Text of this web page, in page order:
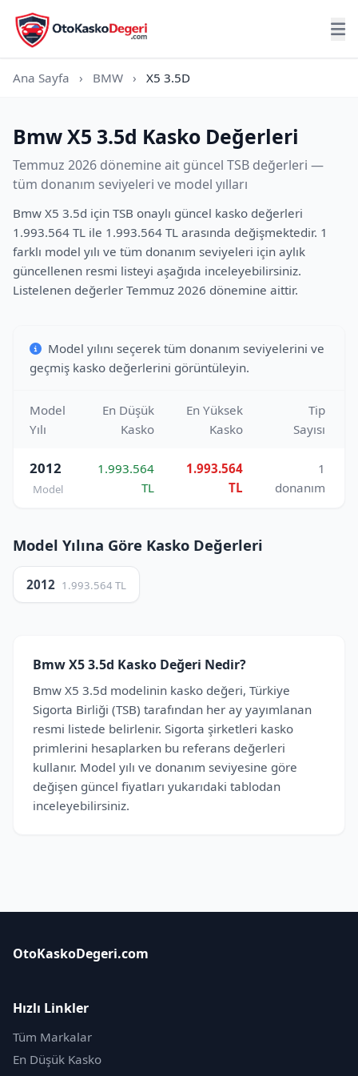
Ana Sayfa › BMW › X5 3.5D
Bmw X5 3.5d Kasko Değerleri
Temmuz 2026 dönemine ait güncel TSB değerleri —
tüm donanım seviyeleri ve model yılları
Bmw X5 3.5d için TSB onaylı güncel kasko değerleri
1.993.564 TL ile 1.993.564 TL arasında değişmektedir. 1
farklı model yılı ve tüm donanım seviyeleri için aylık
güncellenen resmi listeyi aşağıda inceleyebilirsiniz.
Listelenen değerler Temmuz 2026 dönemine aittir.
Model yılını seçerek tüm donanım seviyelerini ve
geçmiş kasko değerlerini görüntüleyin.
Model
Yılı
En Düşük
Kasko
En Yüksek
Kasko
Tip
Sayısı
2012
Model
1.993.564
TL
1.993.564
TL
1
donanım
Model Yılına Göre Kasko Değerleri
2012 1.993.564 TL
Bmw X5 3.5d Kasko Değeri Nedir?
Bmw X5 3.5d modelinin kasko değeri, Türkiye
Sigorta Birliği (TSB) tarafından her ay yayımlanan
resmi listede belirlenir. Sigorta şirketleri kasko
primlerini hesaplarken bu referans değerleri
kullanır. Model yılı ve donanım seviyesine göre
değişen güncel fiyatları yukarıdaki tablodan
inceleyebilirsiniz.
OtoKaskoDegeri.com
Hızlı Linkler
Tüm Markalar
En Düşük Kasko